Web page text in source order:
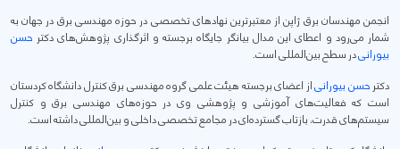
انجمن مهندسان برق ژاپن از معتبرترین نهادهای تخصصی در حوزه مهندسی برق در جهان به
شمار می‌رود و اعطای این مدال بیانگر جایگاه برجسته و اثرگذاری پژوهش‌های دکتر حسن
بیورانیدر سطح بین‌المللی است.
دکترحسن بیورانیاز اعضای برجسته هیئت علمی گروه مهندسی برق کنترل دانشگاه کردستان
است که فعالیت‌های آموزشی و پژوهشی وی در حوزه‌های مهندسی برق و کنترل
سیستم‌های قدرت، بازتاب گسترده‌ای در مجامع تخصصی داخلی و بین‌المللی داشته است.